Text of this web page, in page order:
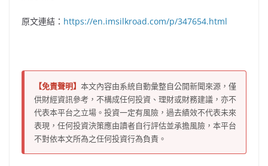
原文連結： https://en.imsilkroad.com/p/347654.html
【免責聲明】 本文內容由系統自動彙整自公開新聞來源，僅
供財經資訊參考，不構成任何投資、理財或財務建議，亦不
代表本平台之立場。投資一定有風險，過去績效不代表未來
表現，任何投資決策應由讀者自行評估並承擔風險，本平台
不對依本文所為之任何投資行為負責。